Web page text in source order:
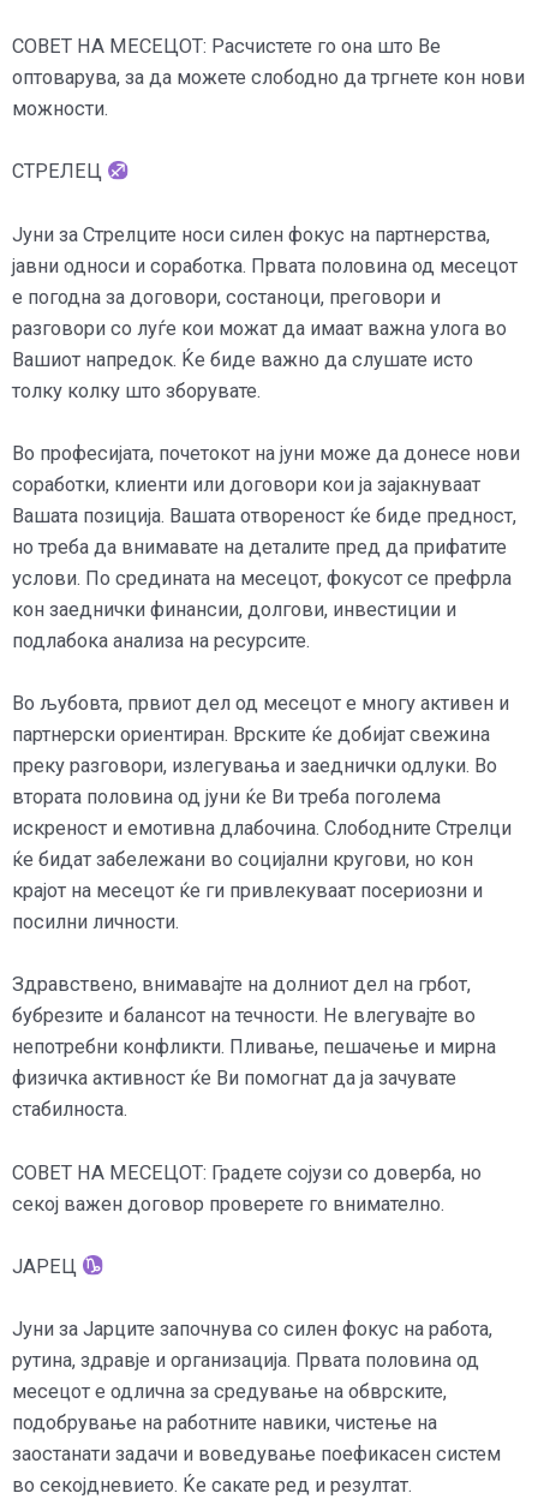
СОВЕТ НА МЕСЕЦОТ: Расчистете го она што Ве
оптоварува, за да можете слободно да тргнете кон нови
можности.
СТРЕЛЕЦ
Јуни за Стрелците носи силен фокус на партнерства,
јавни односи и соработка. Првата половина од месецот
е погодна за договори, состаноци, преговори и
разговори со луѓе кои можат да имаат важна улога во
Вашиот напредок. Ќе биде важно да слушате исто
толку колку што зборувате.
Во професијата, почетокот на јуни може да донесе нови
соработки, клиенти или договори кои ја зајакнуваат
Вашата позиција. Вашата отвореност ќе биде предност,
но треба да внимавате на деталите пред да прифатите
услови. По средината на месецот, фокусот се префрла
кон заеднички финансии, долгови, инвестиции и
подлабока анализа на ресурсите.
Во љубовта, првиот дел од месецот е многу активен и
партнерски ориентиран. Врските ќе добијат свежина
преку разговори, излегувања и заеднички одлуки. Во
втората половина од јуни ќе Ви треба поголема
искреност и емотивна длабочина. Слободните Стрелци
ќе бидат забележани во социјални кругови, но кон
крајот на месецот ќе ги привлекуваат посериозни и
посилни личности.
Здравствено, внимавајте на долниот дел на грбот,
бубрезите и балансот на течности. Не влегувајте во
непотребни конфликти. Пливање, пешачење и мирна
физичка активност ќе Ви помогнат да ја зачувате
стабилноста.
СОВЕТ НА МЕСЕЦОТ: Градете сојузи со доверба, но
секој важен договор проверете го внимателно.
ЈАРЕЦ
Јуни за Јарците започнува со силен фокус на работа,
рутина, здравје и организација. Првата половина од
месецот е одлична за средување на обврските,
подобрување на работните навики, чистење на
заостанати задачи и воведување поефикасен систем
во секојдневието. Ќе сакате ред и резултат.